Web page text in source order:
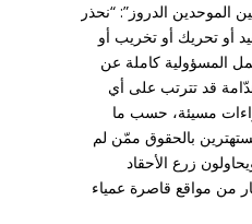
الموحدين الدروز”: “نحذر
أو تحريك أو تخريب أو
المسؤولية كاملة عن
قد تترتب على أي
مسيئة، حسب ما
بالحقوق ممّن لم
زرع الأحقاد
من مواقع قاصرة عمياء